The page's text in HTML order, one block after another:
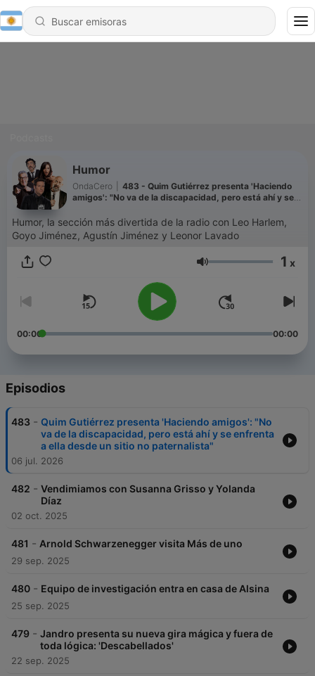
Humor
OndaCero
483 - Quim Gutiérrez presenta 'Haciendo
amigos': "No va de la discapacidad, pero está ahí y se
Humor, la sección más divertida de la radio con Leo Harlem,
Goyo Jiménez, Agustín Jiménez y Leonor Lavado
Volumen 1 x
00:00 00:00
Episodios
483 - Quim Gutiérrez presenta 'Haciendo amigos': "No
va de la discapacidad, pero está ahí y se enfrenta
a ella desde un sitio no paternalista"
06 jul. 2026
482 - Vendimiamos con Susanna Grisso y Yolanda
Díaz
02 oct. 2025
481 - Arnold Schwarzenegger visita Más de uno
29 sep. 2025
480 - Equipo de investigación entra en casa de Alsina
25 sep. 2025
479 - Jandro presenta su nueva gira mágica y fuera de
toda lógica: 'Descabellados'
22 sep. 2025